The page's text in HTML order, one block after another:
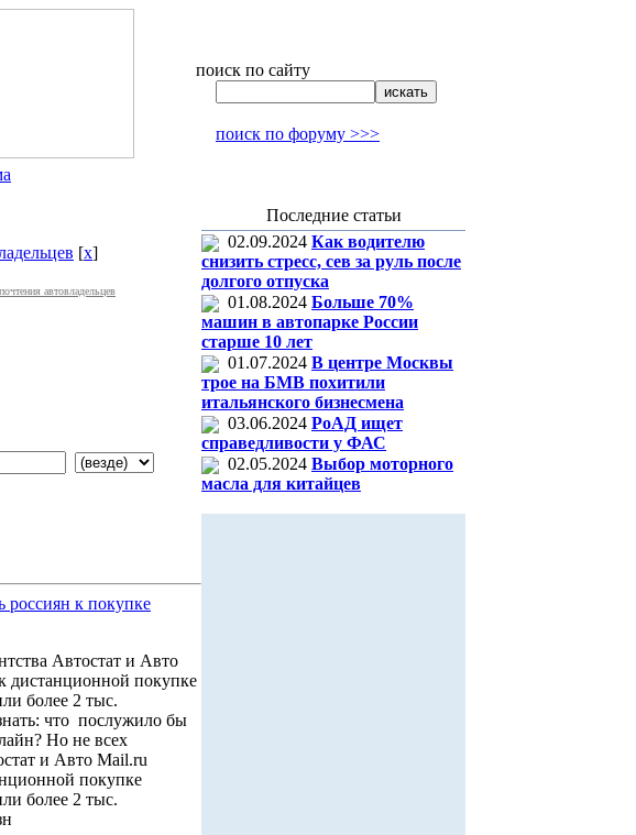
поиск по сайту
поиск по форуму >>>
[x]
автовладельцев
россиян к покупке
Автостат и Авто
дистанционной покупке
более 2 тыс.
что послужило бы
Но не всех
и Авто Mail.ru
покупке
более 2 тыс.
Последние статьи
02.09.2024 Как водителю
снизить стресс, сев за руль после
долгого отпуска
01.08.2024 Больше 70%
машин в автопарке России
старше 10 лет
01.07.2024 В центре Москвы
трое на БМВ похитили
итальянского бизнесмена
03.06.2024 РоАД ищет
справедливости у ФАС
02.05.2024 Выбор моторного
масла для китайцев